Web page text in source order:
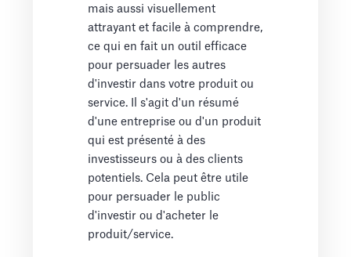
mais aussi visuellement
attrayant et facile à comprendre,
ce qui en fait un outil efficace
pour persuader les autres
d'investir dans votre produit ou
service. Il s'agit d'un résumé
d'une entreprise ou d'un produit
qui est présenté à des
investisseurs ou à des clients
potentiels. Cela peut être utile
pour persuader le public
d'investir ou d'acheter le
produit/service.